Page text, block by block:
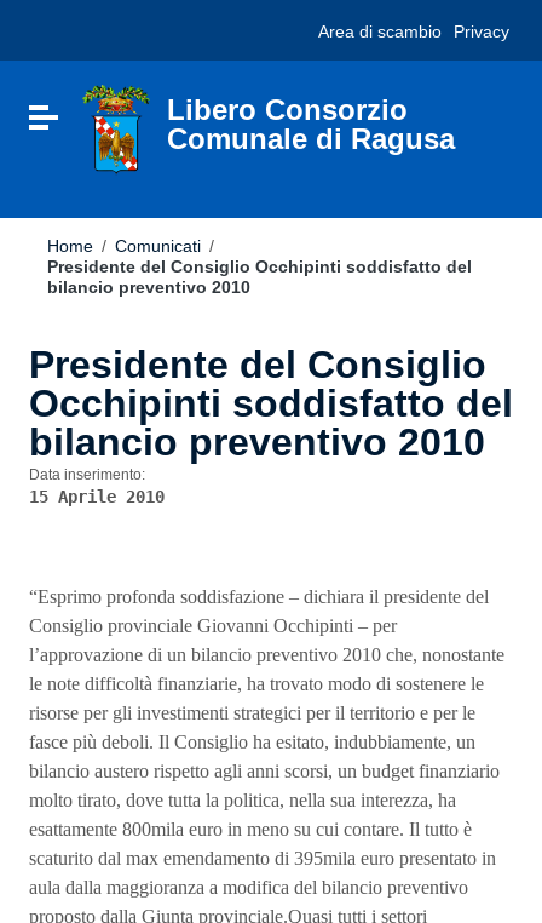
sito
include
Vai al footer
Area di scambio Privacy
Attiva / disattiva la navigazione
Libero Consorzio
Comunale di Ragusa
Home / Comunicati /
Presidente del Consiglio Occhipinti soddisfatto del
bilancio preventivo 2010
Presidente del Consiglio
Occhipinti soddisfatto del
bilancio preventivo 2010
Data inserimento:
15 Aprile 2010
“Esprimo profonda soddisfazione – dichiara il presidente del
Consiglio provinciale Giovanni Occhipinti – per
l’approvazione di un bilancio preventivo 2010 che, nonostante
le note difficoltà finanziarie, ha trovato modo di sostenere le
risorse per gli investimenti strategici per il territorio e per le
fasce più deboli. Il Consiglio ha esitato, indubbiamente, un
bilancio austero rispetto agli anni scorsi, un budget finanziario
molto tirato, dove tutta la politica, nella sua interezza, ha
esattamente 800mila euro in meno su cui contare. Il tutto è
scaturito dal max emendamento di 395mila euro presentato in
aula dalla maggioranza a modifica del bilancio preventivo
proposto dalla Giunta provinciale.Quasi tutti i settori